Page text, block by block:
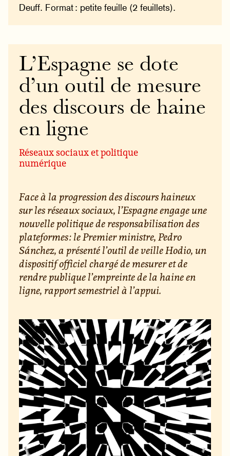
Deuff. Format : petite feuille (2 feuillets).
L’Espagne se dote
d’un outil de mesure
des discours de haine
en ligne
Réseaux sociaux et politique
numérique
Face à la progression des discours haineux
sur les réseaux sociaux, l’Espagne engage une
nouvelle politique de responsabilisation des
plateformes : le Premier ministre, Pedro
Sánchez, a présenté l’outil de veille Hodio, un
dispositif officiel chargé de mesurer et de
rendre publique l’empreinte de la haine en
ligne, rapport semestriel à l’appui.